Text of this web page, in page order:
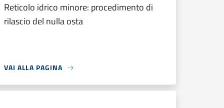
Reticolo idrico minore: procedimento di
rilascio del nulla osta
VAI ALLA PAGINA